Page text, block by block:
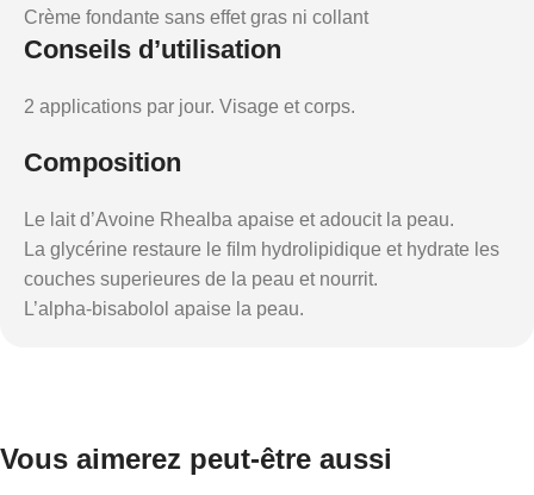
Crème fondante sans effet gras ni collant
Conseils d’utilisation
2 applications par jour. Visage et corps.
Composition
Le lait d’Avoine Rhealba apaise et adoucit la peau.
La glycérine restaure le ﬁlm hydrolipidique et hydrate les
couches superieures de la peau et nourrit.
L’alpha-bisabolol apaise la peau.
Vous aimerez peut-être aussi